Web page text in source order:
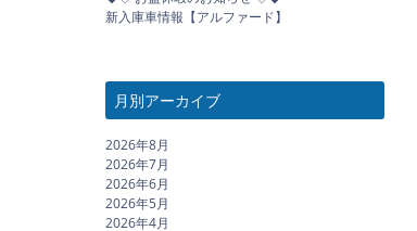
新入庫車情報【アルファード】
月別アーカイブ
2026年8月
2026年7月
2026年6月
2026年5月
2026年4月